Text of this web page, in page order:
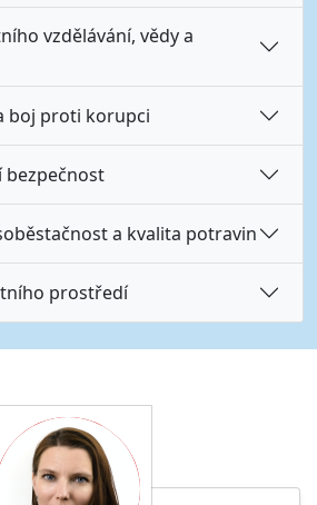
vzdělávání, vědy a
boj proti korupci
bezpečnost
a kvalita potravin
prostředí